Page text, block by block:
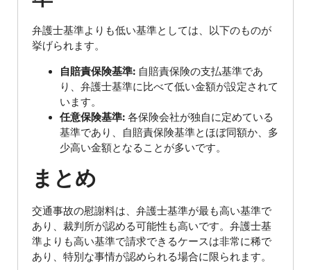
弁護士基準よりも低い基準としては、以下のものが
挙げられます。
自賠責保険基準: 自賠責保険の支払基準であ
り、弁護士基準に比べて低い金額が設定されて
います。
任意保険基準: 各保険会社が独自に定めている
基準であり、自賠責保険基準とほぼ同額か、多
少高い金額となることが多いです。
まとめ
交通事故の慰謝料は、弁護士基準が最も高い基準で
あり、裁判所が認める可能性も高いです。弁護士基
準よりも高い基準で請求できるケースは非常に稀で
あり、特別な事情が認められる場合に限られます。